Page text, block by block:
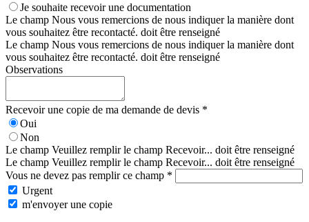
Je souhaite recevoir une documentation
Le champ Nous vous remercions de nous indiquer la manière dont
vous souhaitez être recontacté. doit être renseigné
Le champ Nous vous remercions de nous indiquer la manière dont
vous souhaitez être recontacté. doit être renseigné
Observations
Recevoir une copie de ma demande de devis *
Oui
Non
Le champ Veuillez remplir le champ Recevoir... doit être renseigné
Le champ Veuillez remplir le champ Recevoir... doit être renseigné
Vous ne devez pas remplir ce champ *
Urgent
m'envoyer une copie